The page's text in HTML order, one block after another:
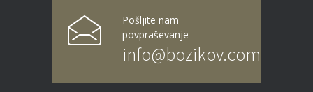
Pošljite nam
povpraševanje
info@bozikov.com